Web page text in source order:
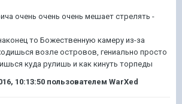
очень очень очень мешает стрелять -
то Божественную камеру из-за
возле островов, гениально просто
куда рулишь и как кинуть торпеды
10:13:50 пользователем WarXed